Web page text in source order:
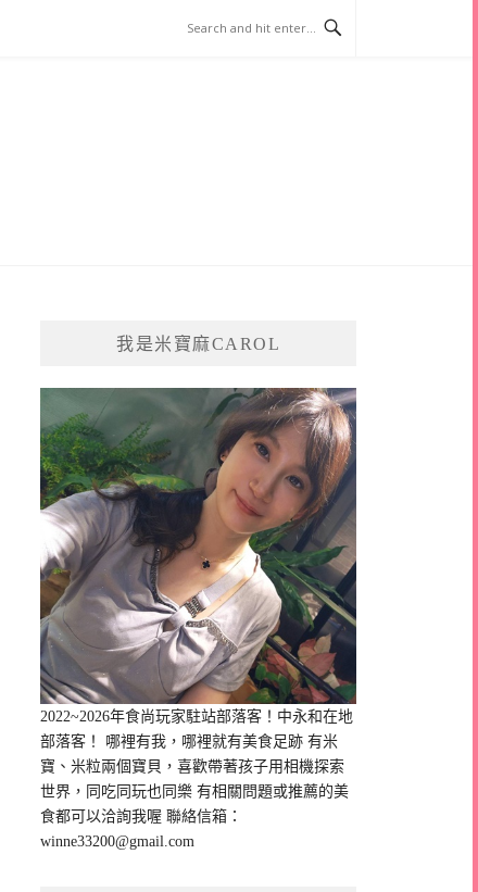
我是米寶麻CAROL
2022~2026年食尚玩家駐站部落客！中永和在地
部落客！ 哪裡有我，哪裡就有美食足跡 有米
寶、米粒兩個寶貝，喜歡帶著孩子用相機探索
世界，同吃同玩也同樂 有相關問題或推薦的美
食都可以洽詢我喔 聯絡信箱：
winne33200@gmail.com